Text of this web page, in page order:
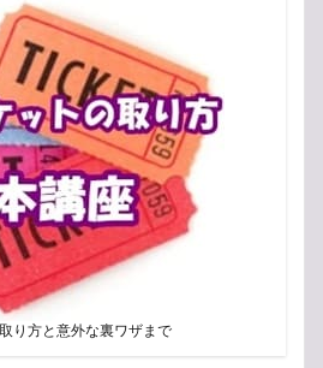
り方と意外な裏ワザまで